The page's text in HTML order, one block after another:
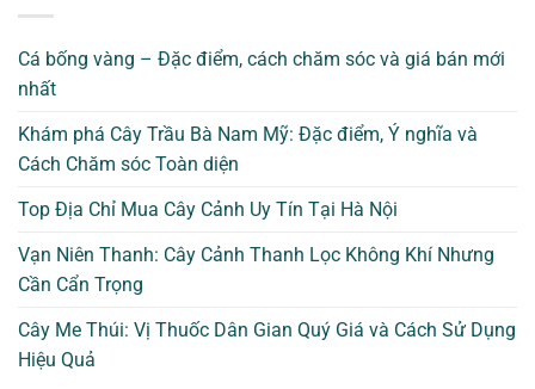
Cá bống vàng – Đặc điểm, cách chăm sóc và giá bán mới
nhất
Khám phá Cây Trầu Bà Nam Mỹ: Đặc điểm, Ý nghĩa và
Cách Chăm sóc Toàn diện
Top Địa Chỉ Mua Cây Cảnh Uy Tín Tại Hà Nội
Vạn Niên Thanh: Cây Cảnh Thanh Lọc Không Khí Nhưng
Cần Cẩn Trọng
Cây Me Thúi: Vị Thuốc Dân Gian Quý Giá và Cách Sử Dụng
Hiệu Quả